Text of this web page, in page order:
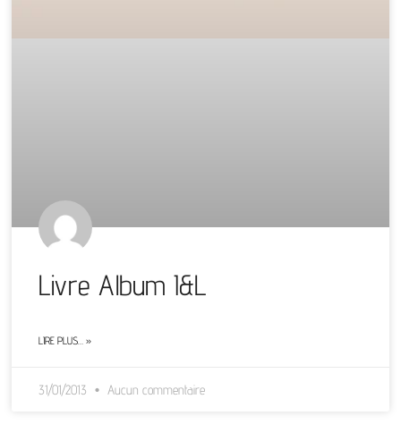
Livre Album I&L
LIRE PLUS… »
31/01/2013 Aucun commentaire